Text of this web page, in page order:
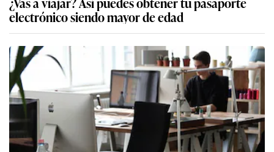
electrónico siendo mayor de edad